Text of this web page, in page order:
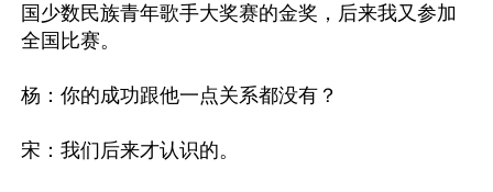
国少数民族青年歌手大奖赛的金奖，后来我又参加
全国比赛。
杨：你的成功跟他一点关系都没有？
宋：我们后来才认识的。